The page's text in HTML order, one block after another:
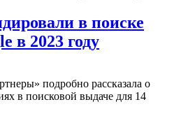
в поиске
в 2023 году
подробно рассказала о
в поисковой выдаче для 14